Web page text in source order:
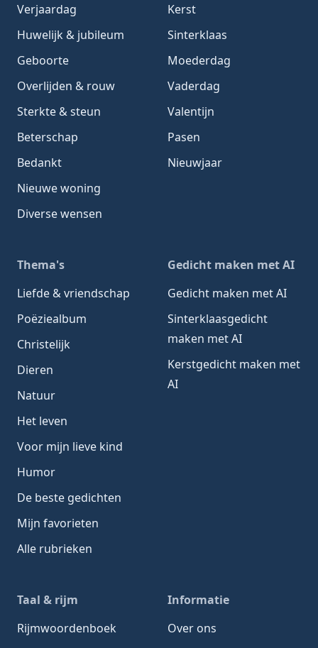
Verjaardag
Huwelijk & jubileum
Geboorte
Overlijden & rouw
Sterkte & steun
Beterschap
Bedankt
Nieuwe woning
Diverse wensen
Kerst
Sinterklaas
Moederdag
Vaderdag
Valentijn
Pasen
Nieuwjaar
Thema's
Liefde & vriendschap
Poëziealbum
Christelijk
Dieren
Natuur
Het leven
Voor mijn lieve kind
Humor
De beste gedichten
Mijn favorieten
Alle rubrieken
Gedicht maken met AI
Gedicht maken met AI
Sinterklaasgedicht
maken met AI
Kerstgedicht maken met
AI
Taal & rijm
Rijmwoordenboek
Informatie
Over ons